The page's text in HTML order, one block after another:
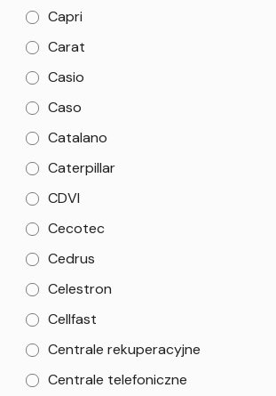
Capri
Carat
Casio
Caso
Catalano
Caterpillar
CDVI
Cecotec
Cedrus
Celestron
Cellfast
Centrale rekuperacyjne
Centrale telefoniczne